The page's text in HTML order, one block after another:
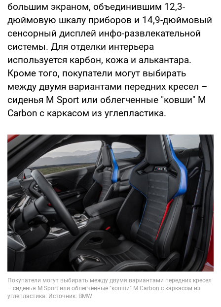
большим экраном, объединившим 12,3-
дюймовую шкалу приборов и 14,9-дюймовый
сенсорный дисплей инфо-развлекательной
системы. Для отделки интерьера
используется карбон, кожа и алькантара.
Кроме того, покупатели могут выбирать
между двумя вариантами передних кресел –
сиденья M Sport или облегченные "ковши" M
Carbon с каркасом из углепластика.